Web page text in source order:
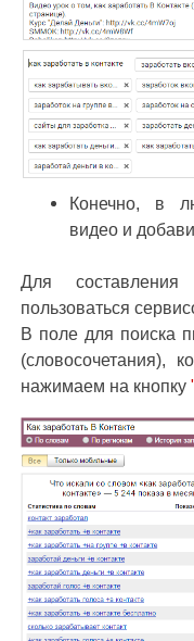
Конечно, в
видео и
Для
пользоваться
В поле для поиска
(словосочетания),
нажимаем на кнопку